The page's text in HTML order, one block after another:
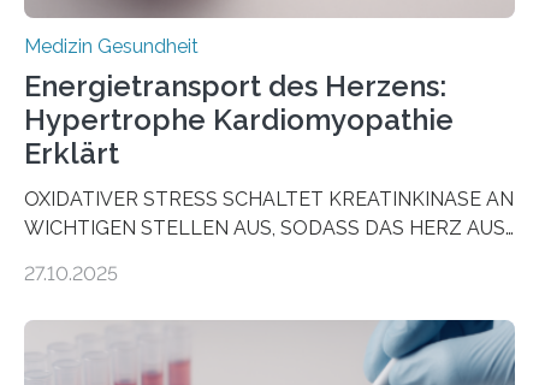
Medizin Gesundheit
Energietransport des Herzens:
Hypertrophe Kardiomyopathie
Erklärt
OXIDATIVER STRESS SCHALTET KREATINKINASE AN
WICHTIGEN STELLEN AUS, SODASS DAS HERZ AUS
aus dem Deutschen Zentrum für Herzinsuffizienz
im Journal Circulation, warum der Energietransport bei
der Hypertrophen Kardiomyopathie (HCM) versagen
27.10.2025